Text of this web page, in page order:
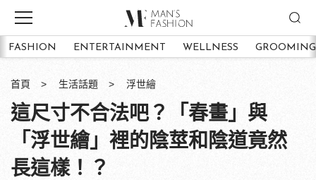
FASHION ENTERTAINMENT WELLNESS GROOMING
首頁 生活話題 浮世繪
這尺寸不合法吧？「春畫」與
「浮世繪」裡的陰莖和陰道竟然
長這樣！？